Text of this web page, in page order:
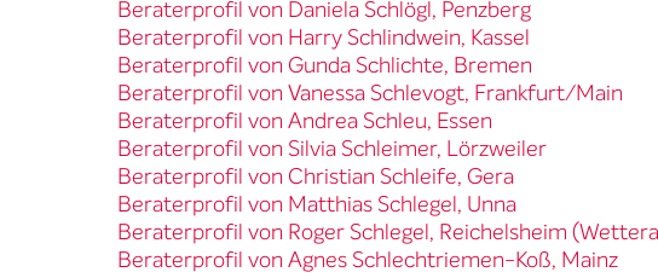
Beraterprofil von Daniela Schlögl, Penzberg
Beraterprofil von Harry Schlindwein, Kassel
Beraterprofil von Gunda Schlichte, Bremen
Beraterprofil von Vanessa Schlevogt, Frankfurt/Main
Beraterprofil von Andrea Schleu, Essen
Beraterprofil von Silvia Schleimer, Lörzweiler
Beraterprofil von Christian Schleife, Gera
Beraterprofil von Matthias Schlegel, Unna
Beraterprofil von Roger Schlegel, Reichelsheim
Beraterprofil von Agnes Schlechtriemen-Koß, Mainz